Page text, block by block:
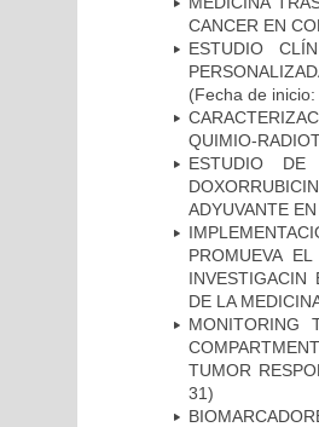
CANCER EN
ESTUDIO
(Fecha de
QUIMIO-
ESTUDIO DE
ADYUVANTE
PROMUEVA
INVESTIGACIN
DE LA
MONITORING
TUMOR
31)